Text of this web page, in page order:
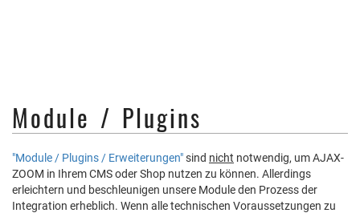
Module / Plugins
"Module / Plugins / Erweiterungen"sind nicht notwendig, um AJAX-
ZOOM in Ihrem CMS oder Shop nutzen zu können. Allerdings
erleichtern und beschleunigen unsere Module den Prozess der
Integration erheblich. Wenn alle technischen Voraussetzungen zu